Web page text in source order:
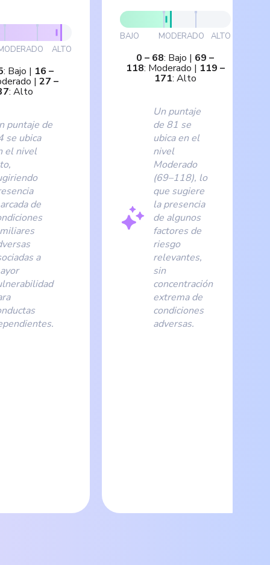
ALTO
: Bajo | 16 –
| 27 –
: Alto
puntaje de
se ubica
el nivel
de
a
BAJO MODERADO ALTO
0 – 68: Bajo | 69 –
118: Moderado | 119 –
171: Alto
Un puntaje
de 81 se
ubica en el
nivel
Moderado
(69–118), lo
que sugiere
la presencia
de algunos
factores de
riesgo
relevantes,
sin
concentración
extrema de
condiciones
adversas.